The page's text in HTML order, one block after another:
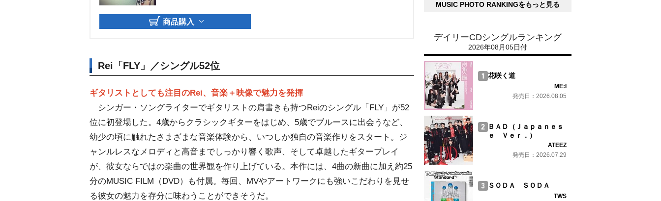
商品購入
Rei「FLY」／シングル52位
ギタリストとしても注目のRei、音楽＋映像で魅力を発揮
シンガー・ソングライターでギタリストの肩書きも持つReiのシングル「FLY」が52
位に初登場した。4歳からクラシックギターをはじめ、5歳でブルースに出会うなど、
幼少の頃に触れたさまざまな音楽体験から、いつしか独自の音楽作りをスタート。ジ
ャンルレスなメロディと高音までしっかり響く歌声、そして卓越したギタープレイ
が、彼女ならではの楽曲の世界観を作り上げている。本作には、4曲の新曲に加え約25
分のMUSIC FILM（DVD）も付属。毎回、MVやアートワークにも強いこだわりを見せ
る彼女の魅力を存分に味わうことができそうだ。
MUSIC PHOTO RANKINGをもっと見る
デイリーCDシングルランキング
2026年08月05日付
花咲く道
ME:I
発売日：2026.08.05
ＢＡＤ（Ｊａｐａｎｅｓ
ｅ Ｖｅｒ．）
ATEEZ
発売日：2026.07.29
ＳＯＤＡ ＳＯＤＡ
TWS